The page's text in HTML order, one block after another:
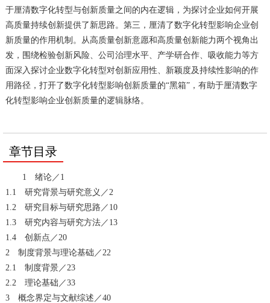
于厘清数字化转型与创新质量之间的内在逻辑，为探讨企业如何开展
高质量持续创新提供了新思路。第三，厘清了数字化转型影响企业创
新质量的作用机制。从高质量创新意愿和高质量创新能力两个视角出
发，围绕检验创新风险、公司治理水平、产学研合作、吸收能力等方
面深入探讨企业数字化转型对创新应用性、新颖度及持续性影响的作
用路径，打开了数字化转型影响创新质量的“黑箱”，有助于厘清数字
化转型影响企业创新质量的逻辑脉络。
章节目录
1 绪论／1
1.1 研究背景与研究意义／2
1.2 研究目标与研究思路／10
1.3 研究内容与研究方法／13
1.4 创新点／20
2 制度背景与理论基础／22
2.1 制度背景／23
2.2 理论基础／33
3 概念界定与文献综述／40